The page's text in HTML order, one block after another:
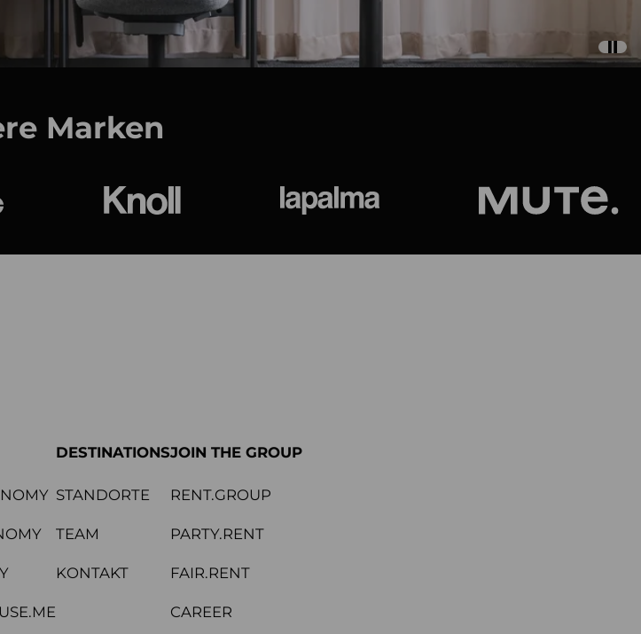
Marken
DESTINATIONS
STANDORTE
TEAM
KONTAKT
JOIN THE GROUP
RENT.GROUP
PARTY.RENT
FAIR.RENT
CAREER